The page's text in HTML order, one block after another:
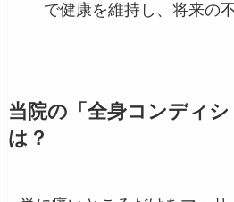
で健康を維持し、将来の
当院の「全身コンディ
は？